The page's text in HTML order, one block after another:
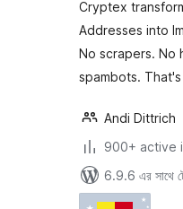
Cryptex
Addresses into
No scrapers. No
spambots.
Andi Dittrich
900+ active
6.9.6 এর সাথে